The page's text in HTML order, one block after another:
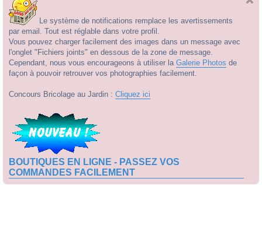
Le système de notifications remplace les avertissements
par email. Tout est réglable dans votre profil.
Vous pouvez charger facilement des images dans un message avec
l'onglet "Fichiers joints" en dessous de la zone de message.
Cependant, nous vous encourageons à utiliser la Galerie Photos de
façon à pouvoir retrouver vos photographies facilement.
Concours Bricolage au Jardin : Cliquez ici
BOUTIQUES EN LIGNE - PASSEZ VOS
COMMANDES FACILEMENT